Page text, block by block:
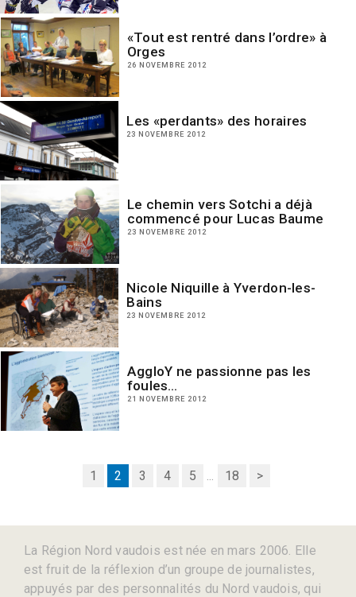
«Tout est rentré dans l’ordre» à
Orges
26 NOVEMBRE 2012
Les «perdants» des horaires
23 NOVEMBRE 2012
Le chemin vers Sotchi a déjà
commencé pour Lucas Baume
23 NOVEMBRE 2012
Nicole Niquille à Yverdon-les-
Bains
23 NOVEMBRE 2012
AggloY ne passionne pas les
foules…
21 NOVEMBRE 2012
1 2 3 4 5 ... 18 >
La Région Nord vaudois est née en mars 2006. Elle
est fruit de la réflexion d’un groupe de journalistes,
appuyés par des personnalités du Nord vaudois, qui